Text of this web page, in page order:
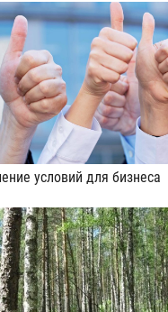
условий для бизнеса